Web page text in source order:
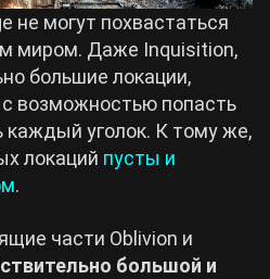
не могут похвастаться
миром. Даже Inquisition,
большие локации,
с возможностью попасть
каждый уголок. К тому же,
локаций пусты и
.
части Oblivion и
большой и